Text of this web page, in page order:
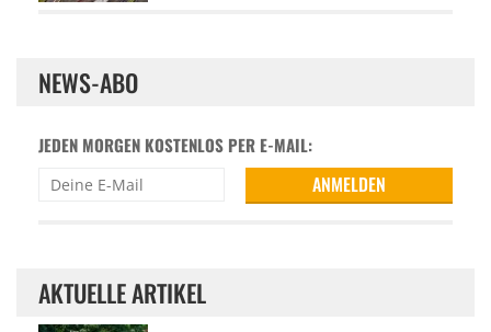
NEWS-ABO
JEDEN MORGEN KOSTENLOS PER E-MAIL:
AKTUELLE ARTIKEL